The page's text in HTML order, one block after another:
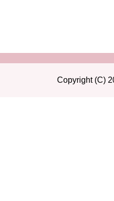
Copyright (C)